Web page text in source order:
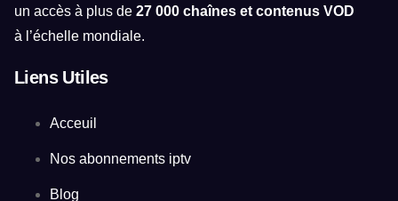
un accès à plus de 27 000 chaînes et contenus VOD
à l’échelle mondiale.
Liens Utiles
Acceuil
Nos abonnements iptv
Blog